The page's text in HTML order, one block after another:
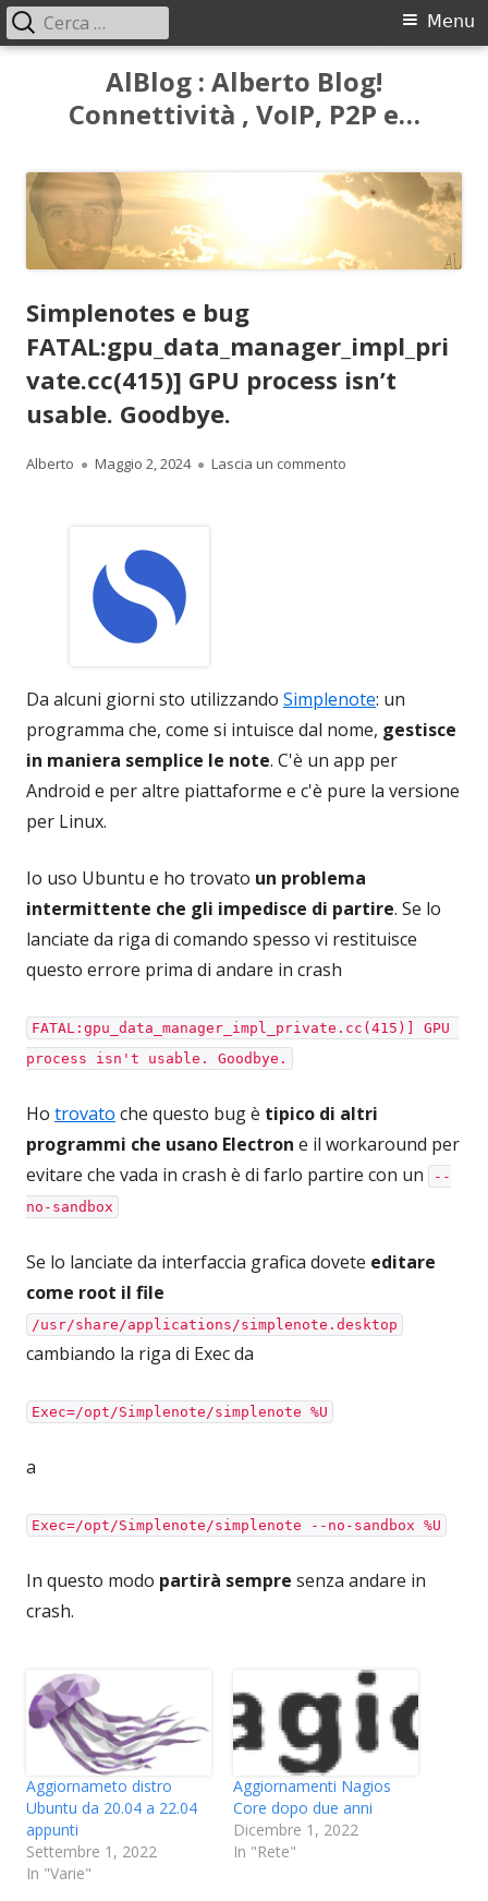
contenuto
AlBlog : Alberto Blog!
Connettività , VoIP, P2P e…
Menu
principale
Menu
Ricerca
per:
Simplenotes e bug
FATAL:gpu_data_manager_impl_pri
vate.cc(415)] GPU process isn’t
usable. Goodbye.
Autore
Alberto Pubblicato
Maggio 2, 2024 Lascia un commento
Da alcuni giorni sto utilizzando Simplenote: un
programma che, come si intuisce dal nome, gestisce
in maniera semplice le note. C'è un app per
Android e per altre piattaforme e c'è pure la versione
per Linux.
Io uso Ubuntu e ho trovato un problema
intermittente che gli impedisce di partire. Se lo
lanciate da riga di comando spesso vi restituisce
questo errore prima di andare in crash
FATAL:gpu_data_manager_impl_private.cc(415)] GPU
process isn't usable. Goodbye.
Ho trovato che questo bug è tipico di altri
programmi che usano Electron e il workaround per
evitare che vada in crash è di farlo partire con un
--
no-sandbox
Se lo lanciate da interfaccia grafica dovete editare
come root il file
/usr/share/applications/simplenote.desktop
cambiando la riga di Exec da
Exec=/opt/Simplenote/simplenote %U
a
Exec=/opt/Simplenote/simplenote --no-sandbox %U
In questo modo partirà sempre senza andare in
crash.
Aggiornameto distro
Ubuntu da 20.04 a 22.04
appunti
Settembre 1, 2022
In "Varie"
Aggiornamenti Nagios
Core dopo due anni
Dicembre 1, 2022
In "Rete"